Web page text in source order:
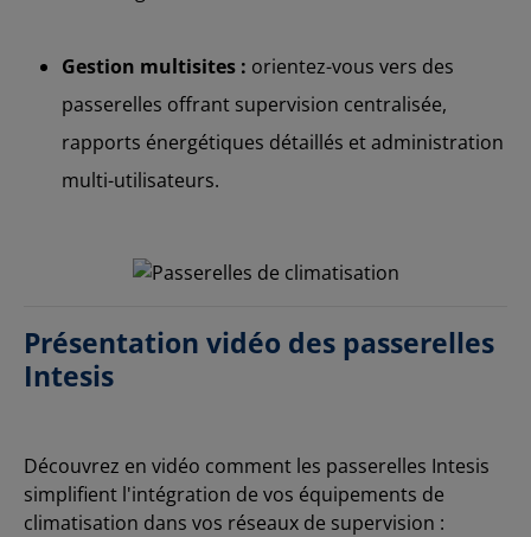
Gestion multisites : orientez-vous vers des
passerelles offrant supervision centralisée,
rapports énergétiques détaillés et administration
multi-utilisateurs.
Présentation vidéo des passerelles
Intesis
Découvrez en vidéo comment les passerelles Intesis
simplifient l'intégration de vos équipements de
climatisation dans vos réseaux de supervision :